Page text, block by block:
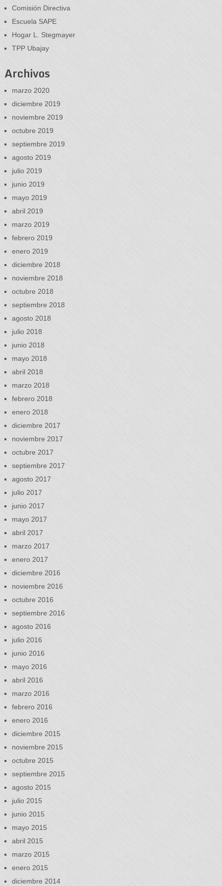
Comisión Directiva
Escuela SAPE
Hogar L. Stegmayer
TPP Ubajay
Archivos
marzo 2020
diciembre 2019
noviembre 2019
octubre 2019
septiembre 2019
agosto 2019
julio 2019
junio 2019
mayo 2019
abril 2019
marzo 2019
febrero 2019
enero 2019
diciembre 2018
noviembre 2018
octubre 2018
septiembre 2018
agosto 2018
julio 2018
junio 2018
mayo 2018
abril 2018
marzo 2018
febrero 2018
enero 2018
diciembre 2017
noviembre 2017
octubre 2017
septiembre 2017
agosto 2017
julio 2017
junio 2017
mayo 2017
abril 2017
marzo 2017
enero 2017
diciembre 2016
noviembre 2016
octubre 2016
septiembre 2016
agosto 2016
julio 2016
junio 2016
mayo 2016
abril 2016
marzo 2016
febrero 2016
enero 2016
diciembre 2015
noviembre 2015
octubre 2015
septiembre 2015
agosto 2015
julio 2015
junio 2015
mayo 2015
abril 2015
marzo 2015
enero 2015
diciembre 2014